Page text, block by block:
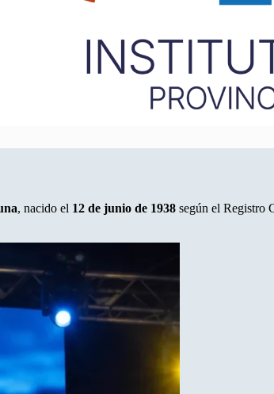
, nacido el 12 de junio de 1938 según el Registro